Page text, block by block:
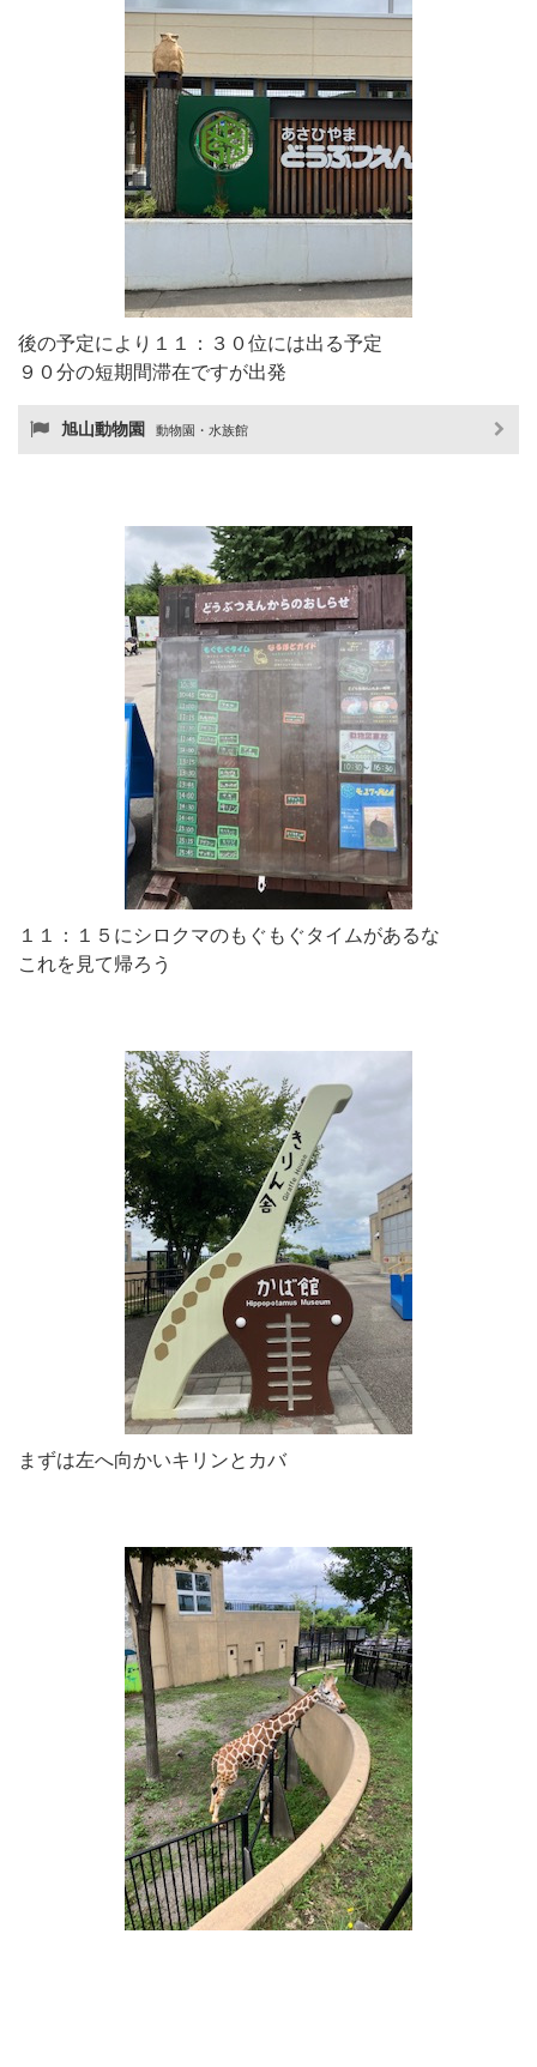
後の予定により１１：３０位には出る予定
９０分の短期間滞在ですが出発
旭山動物園 動物園・水族館
１１：１５にシロクマのもぐもぐタイムがあるな
これを見て帰ろう
まずは左へ向かいキリンとカバ